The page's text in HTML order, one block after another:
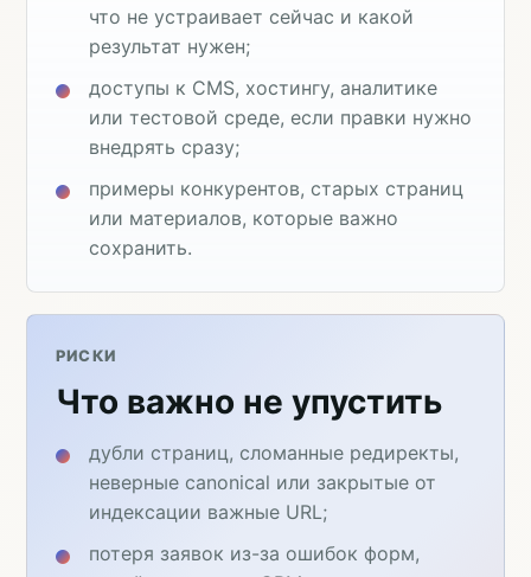
что не устраивает сейчас и какой
результат нужен;
доступы к CMS, хостингу, аналитике
или тестовой среде, если правки нужно
внедрять сразу;
примеры конкурентов, старых страниц
или материалов, которые важно
сохранить.
РИСКИ
Что важно не упустить
дубли страниц, сломанные редиректы,
неверные canonical или закрытые от
индексации важные URL;
потеря заявок из-за ошибок форм,